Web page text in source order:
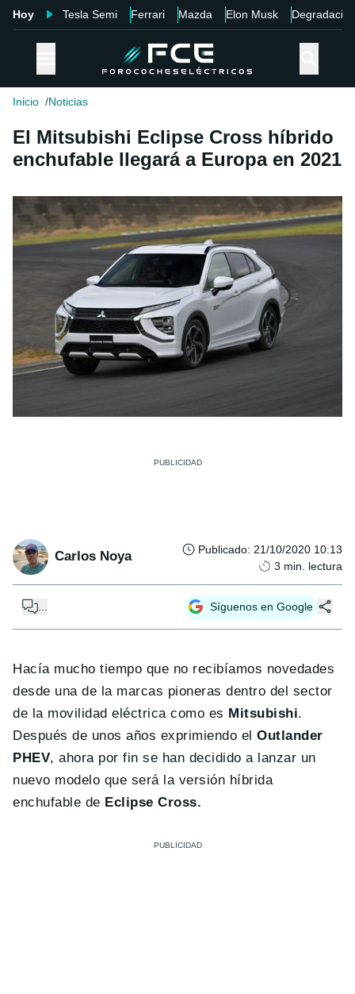
Hoy Tesla Semi Ferrari Mazda Elon Musk Degradación
Inicio Noticias
El Mitsubishi Eclipse Cross híbrido
enchufable llegará a Europa en 2021
Carlos Noya Publicado: 21/10/2020 10:13
3 min. lectura
Síguenos en Google
Hacía mucho tiempo que no recibíamos novedades
desde una de la marcas pioneras dentro del sector
de la movilidad eléctrica como es Mitsubishi.
Después de unos años exprimiendo elOutlander
PHEV, ahora por fin se han decidido a lanzar un
nuevo modelo que será la versión híbrida
enchufable de Eclipse Cross.